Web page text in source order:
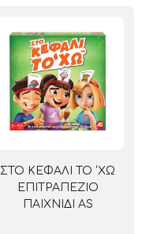
ΣΤΟ ΚΕΦΑΛΙ ΤΟ ‘ΧΩ
ΕΠΙΤΡΑΠΕΖΙΟ
ΠΑΙΧΝΙΔΙ AS